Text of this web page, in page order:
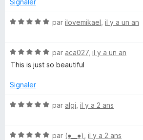
i
n
k
r
Signaler
N
é
5
u
5
par ilovemikael il y a un an
N
o
é
s
5
par aca027, il y a un an
This is just so beautiful
Signaler
N
é
par algi il y a 2 ans
N
par (⁠●⁠_⁠_⁠●⁠) il y a 2 ans